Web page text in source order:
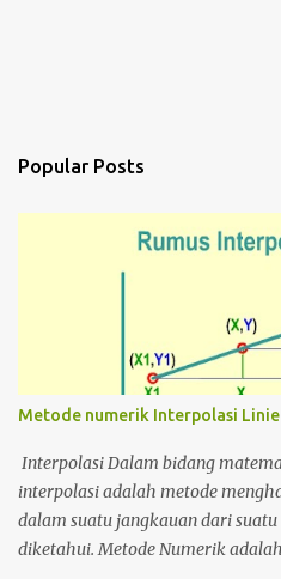
Popular Posts
Metode numerik Interpolasi
Interpolasi Dalam bidang
interpolasi adalah metode
dalam suatu jangkauan dari
diketahui. Metode Numerik